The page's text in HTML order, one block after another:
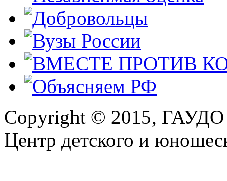
Copyright © 2015, ГАУДО
Центр детского и